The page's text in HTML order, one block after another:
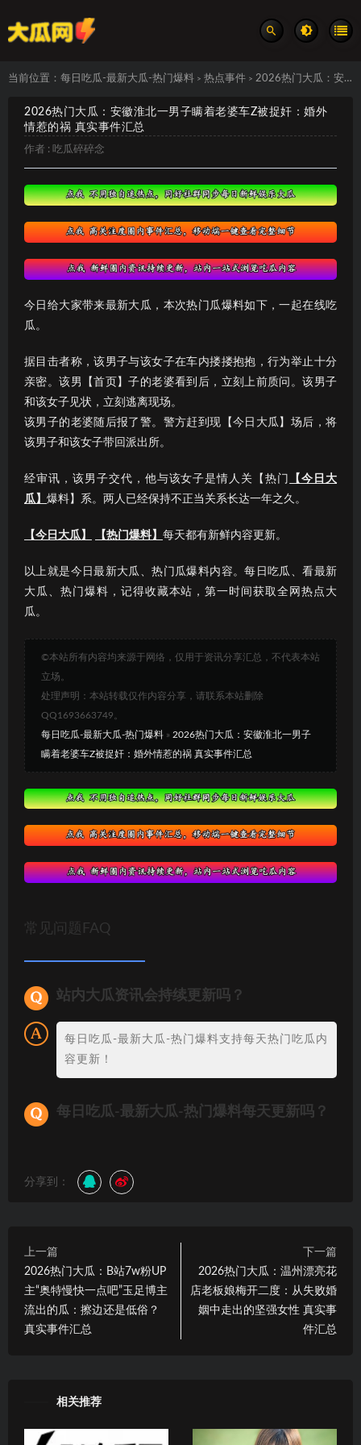
当前位置： 每日吃瓜-最新大瓜-热门爆料 > 热点事件 > 2026热门大瓜：安徽淮北一男子瞒着老婆车Z被捉奸：婚外情惹的祸 真实事件汇总
2026热门大瓜：安徽淮北一男子瞒着老婆车Z被捉奸：婚外
情惹的祸 真实事件汇总
作者 : 吃瓜碎碎念
今日给大家带来最新大瓜，本次热门瓜爆料如下，一起在线吃
瓜。
据目击者称，该男子与该女子在车内搂搂抱抱，行为举止十分
亲密。该男【首页】子的老婆看到后，立刻上前质问。该男子
和该女子见状，立刻逃离现场。
该男子的老婆随后报了警。警方赶到现【今日大瓜】场后，将
该男子和该女子带回派出所。
经审讯，该男子交代，他与该女子是情人关【热门
【今日大
瓜】 爆料】系。两人已经保持不正当关系长达一年之久。
【今日大瓜】 【热门爆料】 每天都有新鲜内容更新。
以上就是今日最新大瓜、热门瓜爆料内容。每日吃瓜、看最新
大瓜、热门爆料，记得收藏本站，第一时间获取全网热点大
瓜。
©本站所有内容均来源于网络，仅用于资讯分享汇总，不代表本站
立场。
处理声明：本站转载仅作内容分享，请联系本站删除
QQ1693663749。
每日吃瓜-最新大瓜-热门爆料 » 2026热门大瓜：安徽淮北一男子
瞒着老婆车Z被捉奸：婚外情惹的祸 真实事件汇总
常见问题FAQ
站内大瓜资讯会持续更新吗？
每日吃瓜-最新大瓜-热门爆料支持每天热门吃瓜内
容更新！
每日吃瓜-最新大瓜-热门爆料每天更新吗？
分享到：
上一篇
2026热门大瓜：B站7w粉UP
主“奥特慢快一点吧”玉足博主
流出的瓜：擦边还是低俗？
真实事件汇总
下一篇
2026热门大瓜：温州漂亮花
店老板娘梅开二度：从失败婚
姻中走出的坚强女性 真实事
件汇总
相关推荐